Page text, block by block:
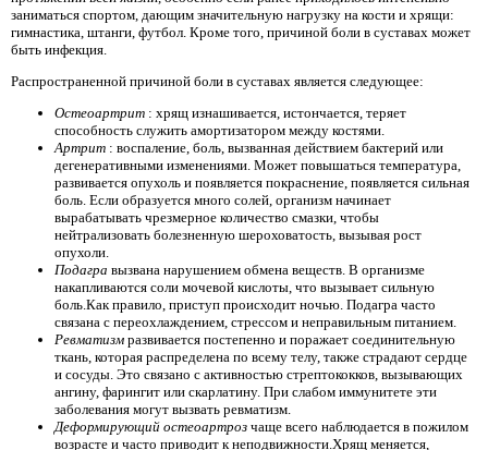
заниматься спортом, дающим значительную нагрузку на кости и хрящи:
гимнастика, штанги, футбол. Кроме того, причиной боли в суставах может
быть инфекция.
Распространенной причиной боли в суставах является следующее:
Остеоартрит : хрящ изнашивается, истончается, теряет
способность служить амортизатором между костями.
Артрит : воспаление, боль, вызванная действием бактерий или
дегенеративными изменениями. Может повышаться температура,
развивается опухоль и появляется покраснение, появляется сильная
боль. Если образуется много солей, организм начинает
вырабатывать чрезмерное количество смазки, чтобы
нейтрализовать болезненную шероховатость, вызывая рост
опухоли.
Подагра вызвана нарушением обмена веществ. В организме
накапливаются соли мочевой кислоты, что вызывает сильную
боль.Как правило, приступ происходит ночью. Подагра часто
связана с переохлаждением, стрессом и неправильным питанием.
Ревматизм развивается постепенно и поражает соединительную
ткань, которая распределена по всему телу, также страдают сердце
и сосуды. Это связано с активностью стрептококков, вызывающих
ангину, фарингит или скарлатину. При слабом иммунитете эти
заболевания могут вызвать ревматизм.
Деформирующий остеоартроз чаще всего наблюдается в пожилом
возрасте и часто приводит к неподвижности.Хрящ меняется,